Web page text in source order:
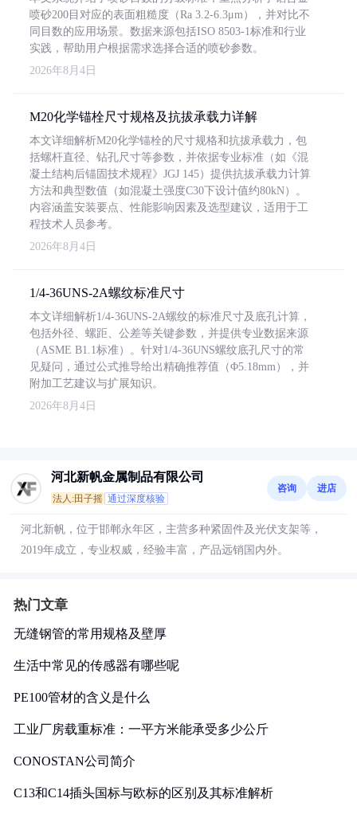
喷砂200目对应的表面粗糙度（Ra 3.2-6.3μm），并对比不
同目数的应用场景。数据来源包括ISO 8503-1标准和行业
实践，帮助用户根据需求选择合适的喷砂参数。
2026年8月4日
M20化学锚栓尺寸规格及抗拔承载力详解
本文详细解析M20化学锚栓的尺寸规格和抗拔承载力，包
括螺杆直径、钻孔尺寸等参数，并依据专业标准（如《混
凝土结构后锚固技术规程》JGJ 145）提供抗拔承载力计算
方法和典型数值（如混凝土强度C30下设计值约80kN）。
内容涵盖安装要点、性能影响因素及选型建议，适用于工
程技术人员参考。
2026年8月4日
1/4-36UNS-2A螺纹标准尺寸
本文详细解析1/4-36UNS-2A螺纹的标准尺寸及底孔计算，
包括外径、螺距、公差等关键参数，并提供专业数据来源
（ASME B1.1标准）。针对1/4-36UNS螺纹底孔尺寸的常
见疑问，通过公式推导给出精确推荐值（Φ5.18mm），并
附加工艺建议与扩展知识。
2026年8月4日
河北新帆金属制品有限公司
法人:田子摇 通过深度核验
咨询 进店
河北新帆，位于邯郸永年区，主营多种紧固件及光伏支架等，
2019年成立，专业权威，经验丰富，产品远销国内外。
热门文章
无缝钢管的常用规格及壁厚
生活中常见的传感器有哪些呢
PE100管材的含义是什么
工业厂房载重标准：一平方米能承受多少公斤
CONOSTAN公司简介
C13和C14插头国标与欧标的区别及其标准解析